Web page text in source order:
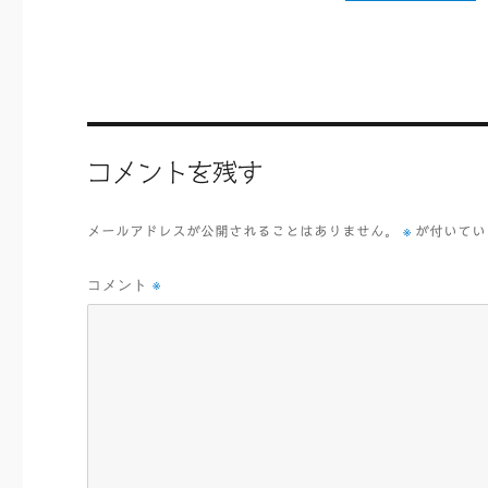
ac
k
wi 有
コメントを残す
メールアドレスが公開されることはありません。 ※ が付いて
コメント※